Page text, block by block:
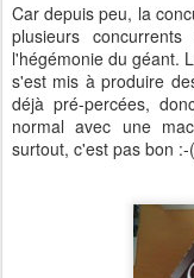
Car depuis peu, la
plusieurs
l'hégémonie du géant.
s'est mis à produire
déjà pré-percées,
normal avec une
surtout, c'est pas bon :-(